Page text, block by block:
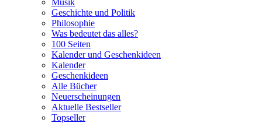
Musik
Geschichte und Politik
Philosophie
Was bedeutet das alles?
100 Seiten
Kalender und Geschenkideen
Kalender
Geschenkideen
Alle Bücher
Neuerscheinungen
Aktuelle Bestseller
Topseller